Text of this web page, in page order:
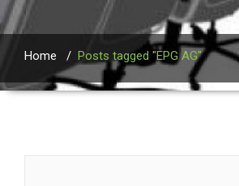
Home / Posts tagged "EPG AG"